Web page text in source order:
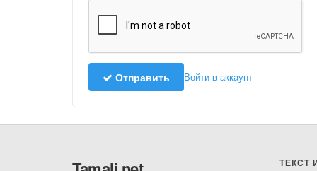
Отправить Войти в аккаунт
ТЕКСТ